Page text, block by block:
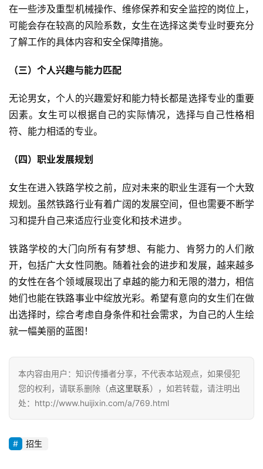
在一些涉及重型机械操作、维修保养和安全监控的岗位上，
可能会存在较高的风险系数，女生在选择这类专业时要充分
了解工作的具体内容和安全保障措施。
（三）个人兴趣与能力匹配
无论男女，个人的兴趣爱好和能力特长都是选择专业的重要
因素。女生可以根据自己的实际情况，选择与自己性格相
符、能力相适的专业。
（四）职业发展规划
女生在进入铁路学校之前，应对未来的职业生涯有一个大致
规划。虽然铁路行业有着广阔的发展空间，但也需要不断学
习和提升自己来适应行业变化和技术进步。
铁路学校的大门向所有有梦想、有能力、肯努力的人们敞
开，包括广大女性同胞。随着社会的进步和发展，越来越多
的女性在各个领域展现出了卓越的能力和无限的潜力，相信
她们也能在铁路事业中绽放光彩。希望有意向的女生们在做
出选择时，综合考虑自身条件和社会需求，为自己的人生绘
就一幅美丽的蓝图！
本内容由用户：知识传播者分享，不代表本站观点，如果侵犯
您的权利，请联系删除（点这里联系），如若转载，请注明出
处：http://www.huijixin.com/a/769.html
招生